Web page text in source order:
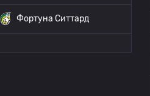
Фортуна Ситтард